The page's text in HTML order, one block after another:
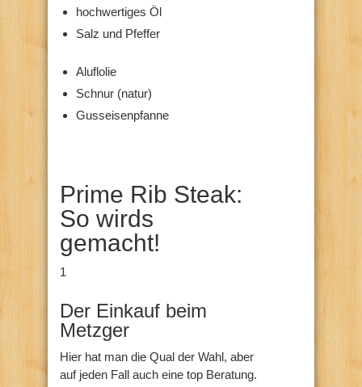
hochwertiges Öl
Salz und Pfeffer
Aluflolie
Schnur (natur)
Gusseisenpfanne
Prime Rib Steak:
So wirds
gemacht!
1
Der Einkauf beim
Metzger
Hier hat man die Qual der Wahl, aber
auf jeden Fall auch eine top Beratung.